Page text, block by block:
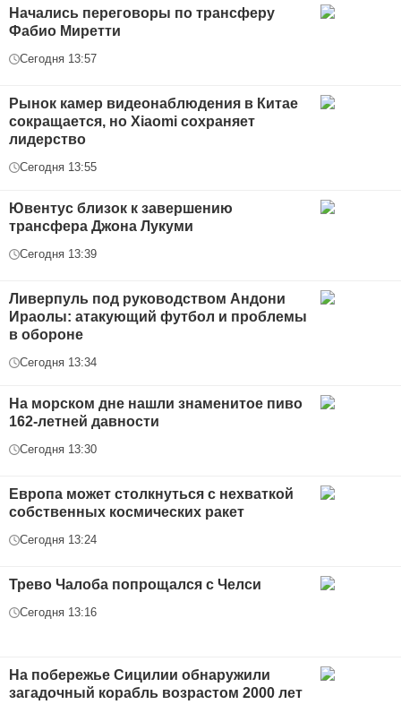
Начались переговоры по трансферу
Фабио Миретти
Сегодня 13:57
Рынок камер видеонаблюдения в Китае
сокращается, но Xiaomi сохраняет
лидерство
Сегодня 13:55
Ювентус близок к завершению
трансфера Джона Лукуми
Сегодня 13:39
Ливерпуль под руководством Андони
Ираолы: атакующий футбол и проблемы
в обороне
Сегодня 13:34
На морском дне нашли знаменитое пиво
162-летней давности
Сегодня 13:30
Европа может столкнуться с нехваткой
собственных космических ракет
Сегодня 13:24
Трево Чалоба попрощался с Челси
Сегодня 13:16
На побережье Сицилии обнаружили
загадочный корабль возрастом 2000 лет